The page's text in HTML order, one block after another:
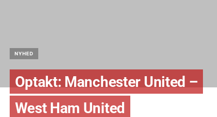
NYHED
Optakt: Manchester United –
West Ham United